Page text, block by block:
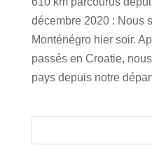
décembre 2020 : Nous
Monténégro hier soir.
passés en Croatie,
pays depuis notre